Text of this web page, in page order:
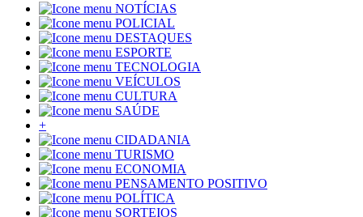
NOTÍCIAS
POLICIAL
DESTAQUES
ESPORTE
TECNOLOGIA
VEÍCULOS
CULTURA
SAÚDE
+
CIDADANIA
TURISMO
ECONOMIA
PENSAMENTO POSITIVO
POLÍTICA
SORTEIOS